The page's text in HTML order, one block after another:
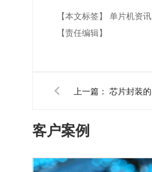
【本文标签】单片机资讯
【责任编辑】
上一篇：
客户案例